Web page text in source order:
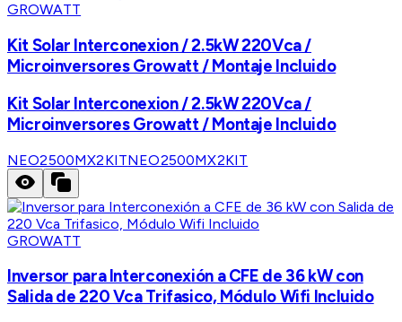
GROWATT
Kit Solar Interconexion / 2.5kW 220Vca /
Microinversores Growatt / Montaje Incluido
Kit Solar Interconexion / 2.5kW 220Vca /
Microinversores Growatt / Montaje Incluido
NEO2500MX2KITNEO2500MX2KIT
GROWATT
Inversor para Interconexión a CFE de 36 kW con
Salida de 220 Vca Trifasico, Módulo Wifi Incluido